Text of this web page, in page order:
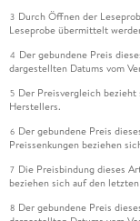
3 Durch Öffnen der
Leseprobe übermittelt
4 Der gebundene Preis
dargestellten Datums vom
5 Der Preisvergleich
Herstellers.
6 Der gebundene Preis
Preissenkungen beziehen
7 Die Preisbindung dieses
beziehen sich auf den
8 Der gebundene Preis